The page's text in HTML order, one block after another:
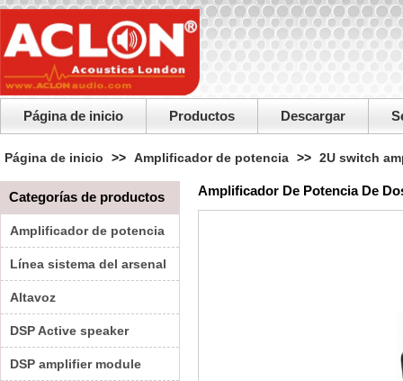
Página de inicio Productos Descargar
Página de inicio >> Amplificador de potencia >> 2U switch
Categorías de productos
Amplificador de potencia
Línea sistema del arsenal
Altavoz
DSP Active speaker
DSP amplifier module
Amplificador De Potencia De